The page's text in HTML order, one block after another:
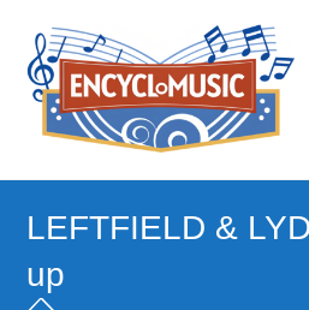
content
LEFTFIELD &
up